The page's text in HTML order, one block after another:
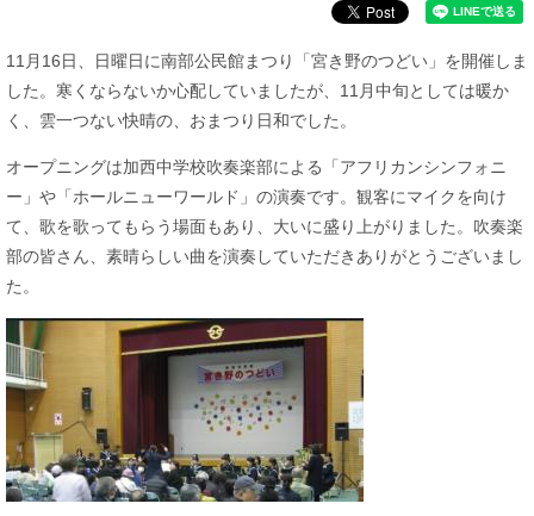
​11月16日、日曜日に南部公民館まつり「宮き野のつどい」を開催しま
した。寒くならないか心配していましたが、11月中旬としては暖か
く、雲一つない快晴の、おまつり日和でした。
オープニングは加西中学校吹奏楽部による「アフリカンシンフォニ
ー」や「ホールニューワールド」の演奏です。観客にマイクを向け
て、歌を歌ってもらう場面もあり、大いに盛り上がりました。吹奏楽
部の皆さん、素晴らしい曲を演奏していただきありがとうございまし
た。